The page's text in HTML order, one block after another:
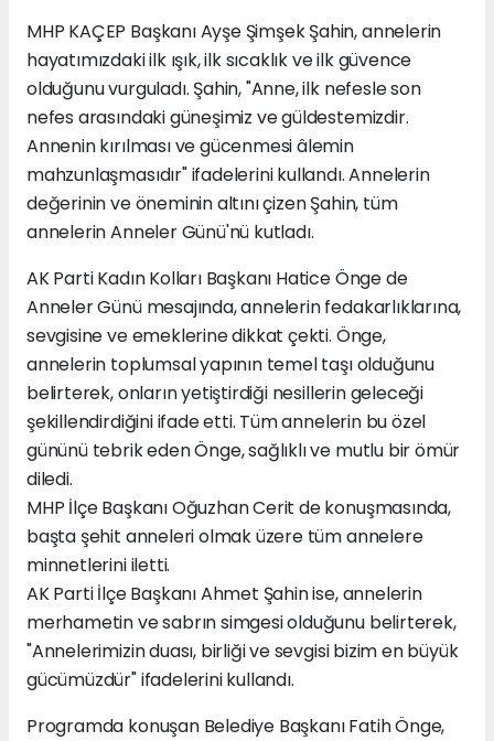
MHP KAÇEP Başkanı Ayşe Şimşek Şahin, annelerin
hayatımızdaki ilk ışık, ilk sıcaklık ve ilk güvence
olduğunu vurguladı. Şahin, "Anne, ilk nefesle son
nefes arasındaki güneşimiz ve güldestemizdir.
Annenin kırılması ve gücenmesi âlemin
mahzunlaşmasıdır" ifadelerini kullandı. Annelerin
değerinin ve öneminin altını çizen Şahin, tüm
annelerin Anneler Günü'nü kutladı.
AK Parti Kadın Kolları Başkanı Hatice Önge de
Anneler Günü mesajında, annelerin fedakarlıklarına,
sevgisine ve emeklerine dikkat çekti. Önge,
annelerin toplumsal yapının temel taşı olduğunu
belirterek, onların yetiştirdiği nesillerin geleceği
şekillendirdiğini ifade etti. Tüm annelerin bu özel
gününü tebrik eden Önge, sağlıklı ve mutlu bir ömür
diledi.
MHP İlçe Başkanı Oğuzhan Cerit de konuşmasında,
başta şehit anneleri olmak üzere tüm annelere
minnetlerini iletti.
AK Parti İlçe Başkanı Ahmet Şahin ise, annelerin
merhametin ve sabrın simgesi olduğunu belirterek,
"Annelerimizin duası, birliği ve sevgisi bizim en büyük
gücümüzdür" ifadelerini kullandı.
Programda konuşan Belediye Başkanı Fatih Önge,